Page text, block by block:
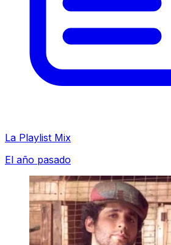
La Playlist Mix
El año pasado